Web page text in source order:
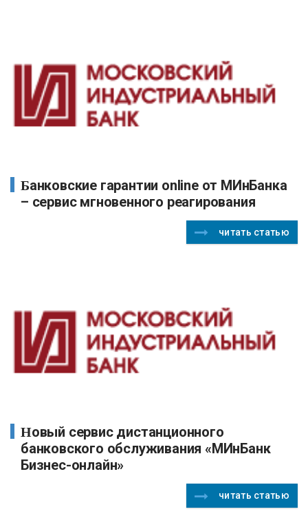
Банковские гарантии online от МИнБанка
– сервис мгновенного реагирования
читать статью
Новый сервис дистанционного
банковского обслуживания «МИнБанк
Бизнес-онлайн»
читать статью